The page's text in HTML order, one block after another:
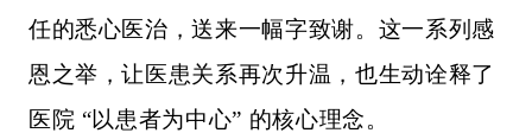
任的悉心医治，送来一幅字致谢。这一系列感
恩之举，让医患关系再次升温，也生动诠释了
医院 “以患者为中心” 的核心理念。